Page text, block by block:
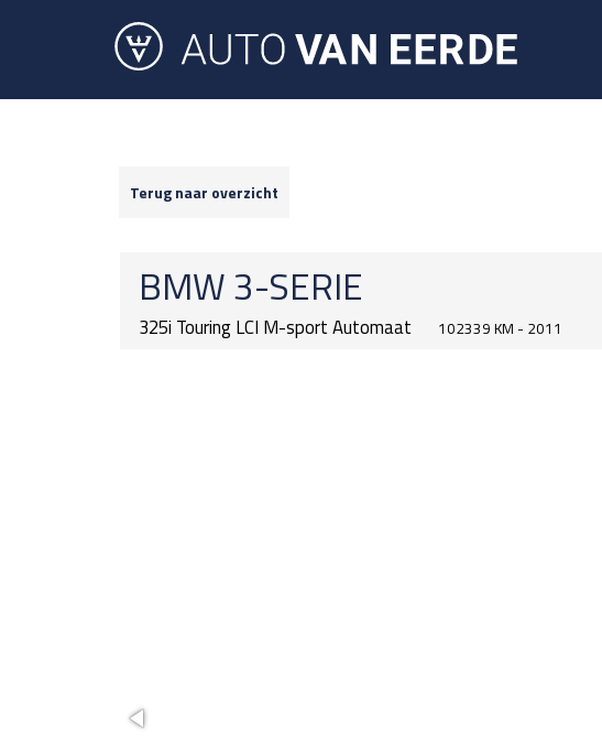
Terug naar overzicht
BMW3-SERIE
325i Touring LCI M-sport Automaat 102339 KM - 2011